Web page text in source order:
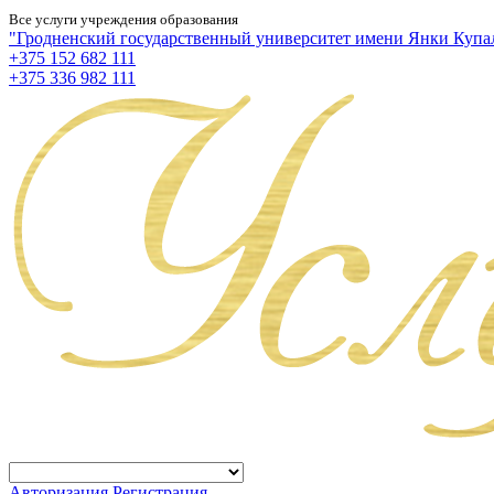
Все услуги учреждения образования
"Гродненский государственный университет имени Янки
+375 152 682 111
+375 336 982 111